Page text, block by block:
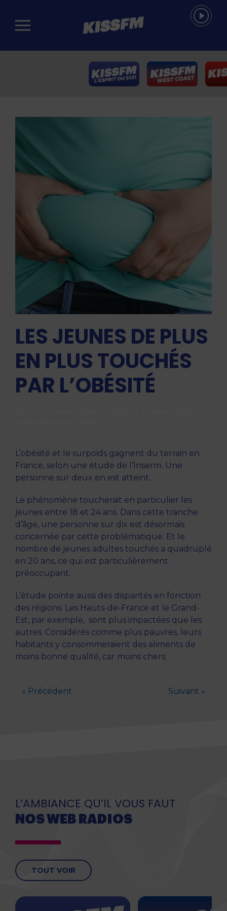
Passer au contenu principal
LES JEUNES DE PLUS
EN PLUS TOUCHÉS
PAR L’OBÉSITÉ
L’obésité et le surpoids gagnent du terrain en
France, selon une étude de l’Inserm. Une
personne sur deux en est atteint.
Le phénomène toucherait en particulier les
jeunes entre 18 et 24 ans. Dans cette tranche
d’âge, une personne sur dix est désormais
concernée par cette problématique. Et le
nombre de jeunes adultes touchés a quadruplé
en 20 ans, ce qui est particulièrement
préoccupant.
L’étude pointe aussi des disparités en fonction
des régions. Les Hauts-de-France et le Grand-
Est, par exemple, sont plus impactées que les
autres. Considérés comme plus pauvres, leurs
habitants y consommeraient des aliments de
moins bonne qualité, car moins chers.
« Précédent Suivant »
L’AMBIANCE QU’IL VOUS FAUT
NOS WEB RADIOS
TOUT VOIR